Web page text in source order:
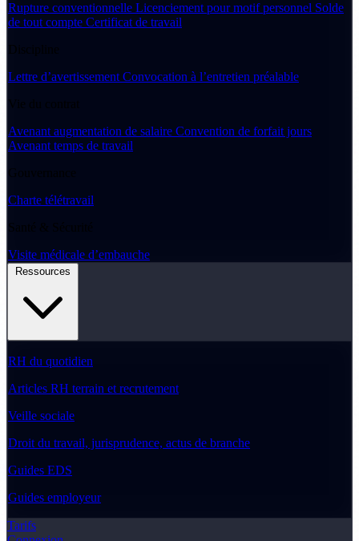
Rupture conventionnelle Licenciement pour motif personnel Solde
de tout compte Certificat de travail
Discipline
Lettre d’avertissement Convocation à l’entretien préalable
Vie du contrat
Avenant augmentation de salaire Convention de forfait jours
Avenant temps de travail
Gouvernance
Charte télétravail
Santé & Sécurité
Visite médicale d’embauche
RH du quotidien
Articles RH terrain et recrutement
Veille sociale
Droit du travail, jurisprudence, actus de branche
Guides EDS
Guides employeur
Tarifs